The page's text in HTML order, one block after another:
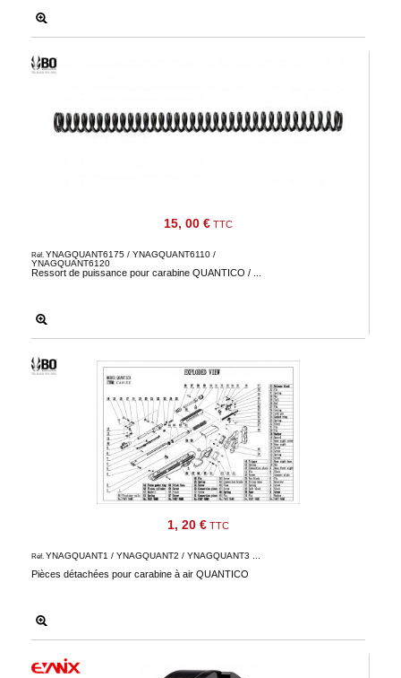
15, 00 € TTC
Ressort de puissance pour carabine QUANTICO / ...
Réf. YNAGQUANT6175 / YNAGQUANT6110 /
YNAGQUANT6120
1, 20 € TTC
Pièces détachées pour carabine à air QUANTICO
Réf. YNAGQUANT1 / YNAGQUANT2 / YNAGQUANT3 ...